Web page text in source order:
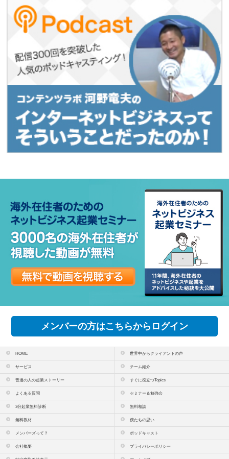
メンバーの方はこちらからログイン
HOME 世界中からクライアントの声
サービス チーム紹介
普通の人の起業ストーリー すぐに役立つTopics
よくある質問 セミナー＆勉強会
3分起業無料診断 無料相談
無料教材 僕たちの思い
メンバーズって？ ポッドキャスト
会社概要 プライバシーポリシー